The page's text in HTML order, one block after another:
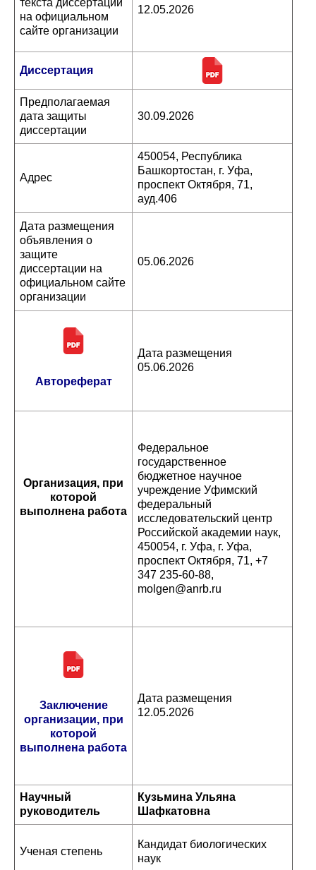
текста диссертации
на официальном
сайте организации
12.05.2026
Диссертация
Предполагаемая
дата защиты
диссертации
30.09.2026
Адрес
450054, Республика
Башкортостан, г. Уфа,
проспект Октября, 71,
ауд.406
Дата размещения
объявления о
защите
диссертации на
официальном сайте
организации
05.06.2026
Автореферат
Дата размещения
05.06.2026
Организация, при
которой
выполнена работа
Федеральное
государственное
бюджетное научное
учреждение Уфимский
федеральный
исследовательский центр
Российской академии наук,
450054, г. Уфа, г. Уфа,
проспект Октября, 71, +7
347 235-60-88,
molgen@anrb.ru
Заключение
организации, при
которой
выполнена работа
Дата размещения
12.05.2026
Научный
руководитель
Кузьмина Ульяна
Шафкатовна
Ученая степень
Кандидат биологических
наук